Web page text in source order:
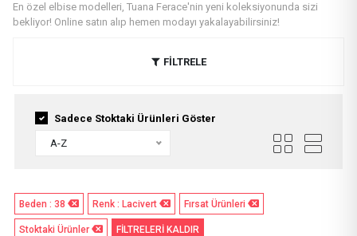
En özel elbise modelleri, Tuana Ferace'nin yeni koleksiyonunda sizi
bekliyor! Online satın alıp hemen modayı yakalayabilirsiniz!
FİLTRELE
Sadece Stoktaki Ürünleri Göster
A-Z
Beden : 38 Renk : Lacivert Fırsat Ürünleri
Stoktaki Ürünler FİLTRELERİ KALDIR